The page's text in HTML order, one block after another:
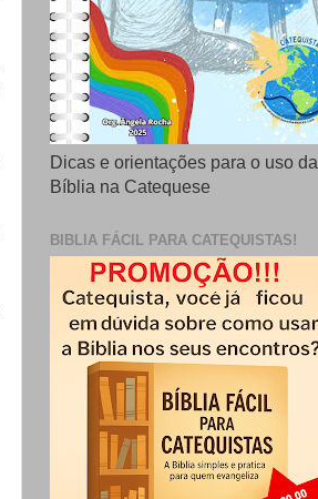
Dicas e orientações para o uso da
Bíblia na Catequese
BIBLIA FÁCIL PARA CATEQUISTAS!